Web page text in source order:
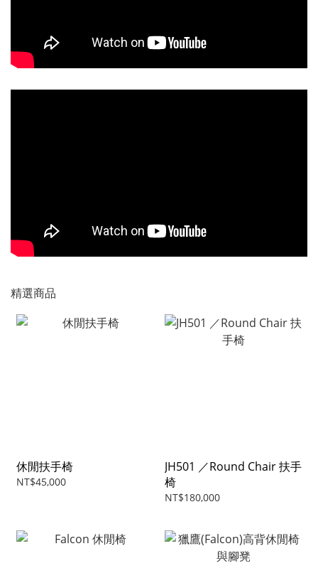
精選商品
休閒扶手椅
NT$45,000
JH501 ／Round Chair 扶手
椅
NT$180,000